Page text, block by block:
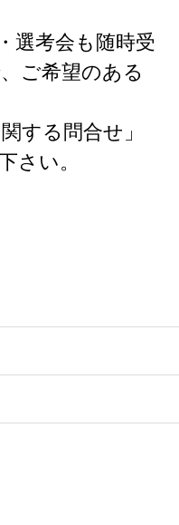
選考会も随時受
ご希望のある
する問合せ」
さい。